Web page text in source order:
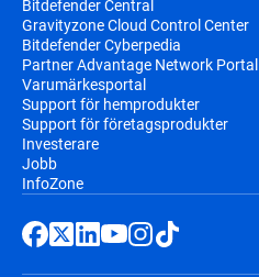
Bitdefender Central
Gravityzone Cloud Control Center
Bitdefender Cyberpedia
Partner Advantage Network Portal
Varumärkesportal
Support för hemprodukter
Support för företagsprodukter
Investerare
Jobb
InfoZone